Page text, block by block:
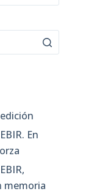
En
memoria